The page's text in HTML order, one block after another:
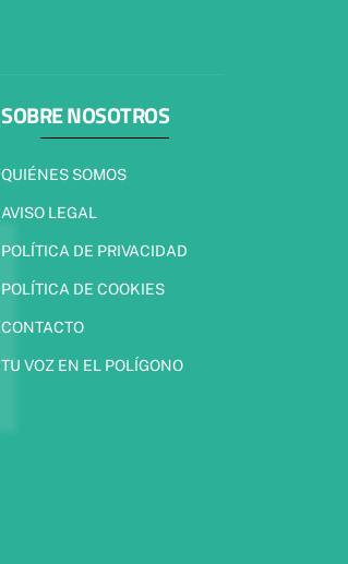
SOBRE NOSOTROS
QUIÉNES SOMOS
AVISO LEGAL
POLÍTICA DE PRIVACIDAD
POLÍTICA DE COOKIES
CONTACTO
TU VOZ EN EL POLÍGONO